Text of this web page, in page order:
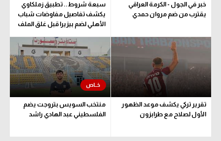
آسيا
ركن الألعاب
أقسام خاصة
ميركاتو
خبر في الجول - الكرمة العراقي
يقترب من ضم مروان حمدي
سبعة شروط.. تطبيق زملكاوي
يكشف تفاصيل مفاوضات شباب
الأهلي لضم بيزيرا قبل غلق الملف
تقرير تركي يكشف موعد الظهور
الأول لصلاح مع طرابزون
منتخب السويس بتروجت يضم
الفلسطيني عبد الهادي راشد